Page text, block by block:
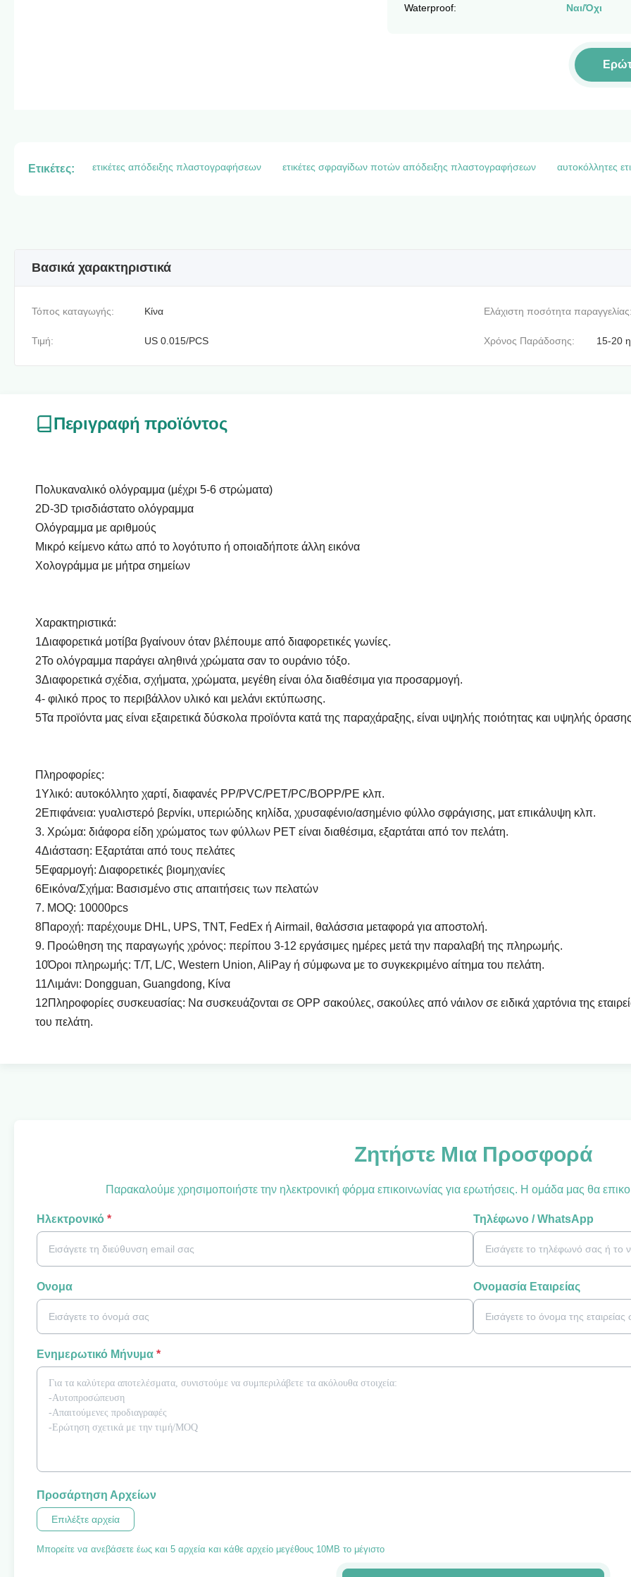
Waterproof: Ναι/Όχι
Ετικέτες: ετικέτες απόδειξης πλαστογραφήσεων ετικέτες σφραγίδων ποτών απόδειξης πλαστογραφήσεων αυτοκόλλητες
Βασικά χαρακτηριστικά
Τόπος καταγωγής: Κίνα Ελάχιστη ποσότητα
Τιμή: US 0.015/PCS Χρόνος Παράδοσης: 15-20
Περιγραφή προϊόντος
Πολυκαναλικό ολόγραμμα (μέχρι 5-6 στρώματα)
2D-3D τρισδιάστατο ολόγραμμα
Ολόγραμμα με αριθμούς
Μικρό κείμενο κάτω από το λογότυπο ή οποιαδήποτε άλλη εικόνα
Χολογράμμα με μήτρα σημείων
Χαρακτηριστικά:
1Διαφορετικά μοτίβα βγαίνουν όταν βλέπουμε από διαφορετικές γωνίες.
2Το ολόγραμμα παράγει αληθινά χρώματα σαν το ουράνιο τόξο.
3Διαφορετικά σχέδια, σχήματα, χρώματα, μεγέθη είναι όλα διαθέσιμα για προσαρμογή.
4- φιλικό προς το περιβάλλον υλικό και μελάνι εκτύπωσης.
5Τα προϊόντα μας είναι εξαιρετικά δύσκολα προϊόντα κατά της παραχάραξης, είναι υψηλής ποιότητας και υψηλής
Πληροφορίες:
1Υλικό: αυτοκόλλητο χαρτί, διαφανές PP/PVC/PET/PC/BOPP/PE κλπ.
2Επιφάνεια: γυαλιστερό βερνίκι, υπεριώδης κηλίδα, χρυσαφένιο/ασημένιο φύλλο σφράγισης, ματ επικάλυψη κλπ.
3. Χρώμα: διάφορα είδη χρώματος των φύλλων PET είναι διαθέσιμα, εξαρτάται από τον πελάτη.
4Διάσταση: Εξαρτάται από τους πελάτες
5Εφαρμογή: Διαφορετικές βιομηχανίες
6Εικόνα/Σχήμα: Βασισμένο στις απαιτήσεις των πελατών
7. MOQ: 10000pcs
8Παροχή: παρέχουμε DHL, UPS, TNT, FedEx ή Airmail, θαλάσσια μεταφορά για αποστολή.
9. Προώθηση της παραγωγής χρόνος: περίπου 3-12 εργάσιμες ημέρες μετά την παραλαβή της πληρωμής.
10Όροι πληρωμής: T/T, L/C, Western Union, AliPay ή σύμφωνα με το συγκεκριμένο αίτημα του πελάτη.
11Λιμάνι: Dongguan, Guangdong, Κίνα
12Πληροφορίες συσκευασίας: Να συσκευάζονται σε OPP σακούλες, σακούλες από νάιλον σε ειδικά χαρτόνια της
του πελάτη.
Ζητήστε Μια Προσφορά
Παρακαλούμε χρησιμοποιήστε την ηλεκτρονική φόρμα επικοινωνίας για ερωτήσεις. Η ομάδα μας θα
Ηλεκτρονικό * Τηλέφωνο / WhatsApp
Ονομα Ονομασία Εταιρείας
Ενημερωτικό Μήνυμα *
Προσάρτηση Αρχείων
Επιλέξτε αρχεία
Μπορείτε να ανεβάσετε έως και 5 αρχεία και κάθε αρχείο μεγέθους 10ΜB το μέγιστο